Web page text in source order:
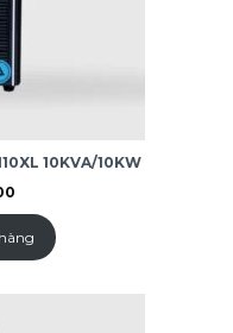
10KVA/10KW